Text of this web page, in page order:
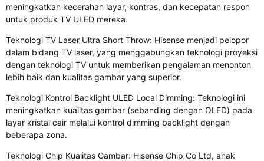
meningkatkan kecerahan layar, kontras, dan kecepatan respon
untuk produk TV ULED mereka.
Teknologi TV Laser Ultra Short Throw: Hisense menjadi pelopor
dalam bidang TV laser, yang menggabungkan teknologi proyeksi
dengan teknologi TV untuk memberikan pengalaman menonton
lebih baik dan kualitas gambar yang superior.
Teknologi Kontrol Backlight ULED Local Dimming: Teknologi ini
meningkatkan kualitas gambar (sebanding dengan OLED) pada
layar kristal cair melalui kontrol dimming backlight dengan
beberapa zona.
Teknologi Chip Kualitas Gambar: Hisense Chip Co Ltd, anak